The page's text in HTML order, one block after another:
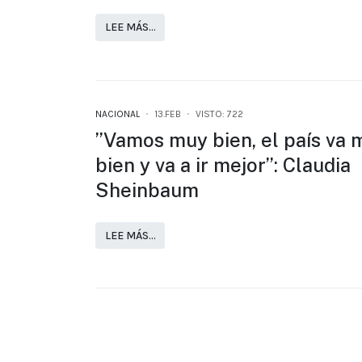
LEE MÁS…
NACIONAL 13.FEB VISTO: 722
’’Vamos muy bien, el país va
bien y va a ir mejor’’: Claudia
Sheinbaum
LEE MÁS…